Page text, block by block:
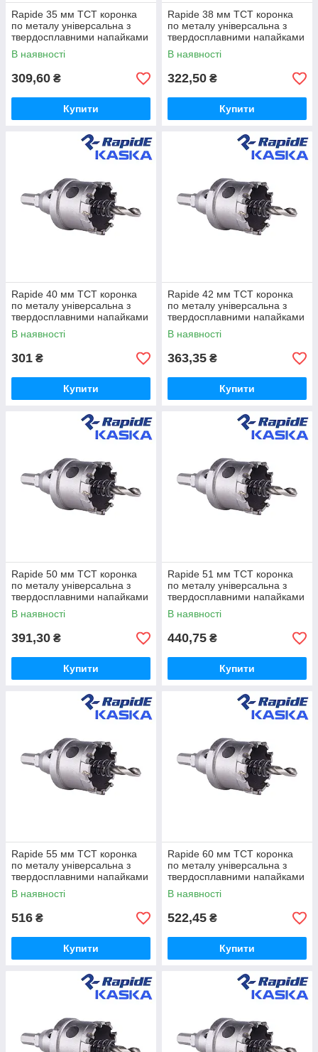
Rapide 35 мм TCT коронка
по металу універсальна з
твердосплавними напайками
В наявності
309,60 ₴
Купити
Rapide 38 мм TCT коронка
по металу універсальна з
твердосплавними напайками
В наявності
322,50 ₴
Купити
Rapide 40 мм TCT коронка
по металу універсальна з
твердосплавними напайками
В наявності
301 ₴
Купити
Rapide 42 мм TCT коронка
по металу універсальна з
твердосплавними напайками
В наявності
363,35 ₴
Купити
Rapide 50 мм TCT коронка
по металу універсальна з
твердосплавними напайками
В наявності
391,30 ₴
Купити
Rapide 51 мм TCT коронка
по металу універсальна з
твердосплавними напайками
В наявності
440,75 ₴
Купити
Rapide 55 мм TCT коронка
по металу універсальна з
твердосплавними напайками
В наявності
516 ₴
Купити
Rapide 60 мм TCT коронка
по металу універсальна з
твердосплавними напайками
В наявності
522,45 ₴
Купити